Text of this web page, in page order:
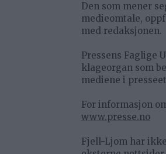
Den som mener
medieomtale,
med redaksjonen.
Pressens Faglige
klageorgan som
mediene i
For informasjon
www.presse.no
Fjell-Ljom har